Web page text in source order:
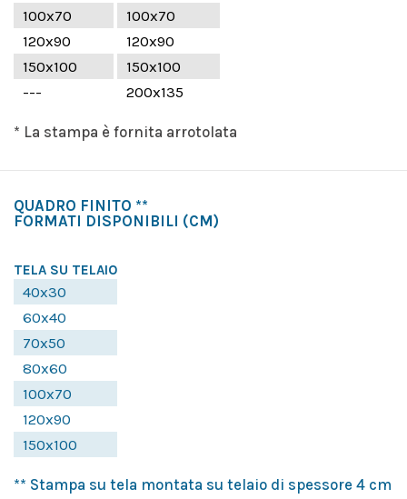
100x70
100x70
120x90
120x90
150x100
150x100
---
200x135
* La stampa è fornita arrotolata
QUADRO FINITO **
FORMATI DISPONIBILI (CM)
TELA SU TELAIO
40x30
60x40
70x50
80x60
100x70
120x90
150x100
** Stampa su tela montata su telaio di spessore 4 cm